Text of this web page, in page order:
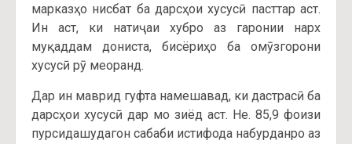
марказҳо нисбат ба дарсҳои хусусӣ пасттар аст.
Ин аст, ки натиҷаи хубро аз гаронии нарх
муқаддам дониста, бисёриҳо ба омӯзгорони
хусусӣ рӯ меоранд.
Дар ин маврид гуфта намешавад, ки дастрасӣ ба
дарсҳои хусусӣ дар мо зиёд аст. Не. 85,9 фоизи
пурсидашудагон сабаби истифода набурданро аз